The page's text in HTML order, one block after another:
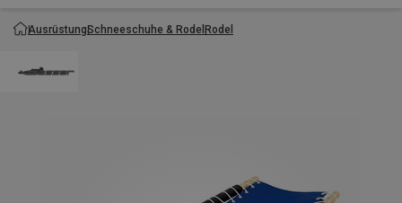
AusrüstungSchneeschuhe & Rodel Rodel